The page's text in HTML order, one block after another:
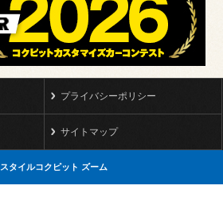
プライバシーポリシー
サイトマップ
スタイルコクピット ズーム